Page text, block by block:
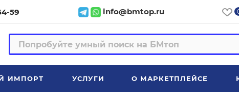
59 info@bmtop.ru
ИМПОРТ УСЛУГИ О МАРКЕТПЛЕЙСЕ